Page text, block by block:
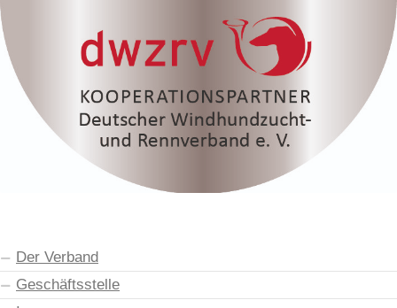
Der Verband
Geschäftsstelle